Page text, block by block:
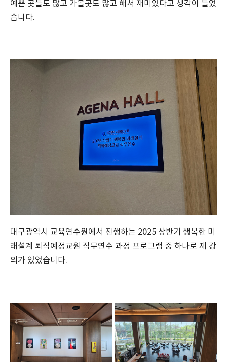
예쁜 곳들도 많고 가볼곳도 많고 해서 재미있다고 생각이 들었
습니다.
대구광역시 교육연수원에서 진행하는 2025 상반기 행복한 미
래설계 퇴직예정교원 직무연수 과정 프로그램 중 하나로 제 강
의가 있었습니다.